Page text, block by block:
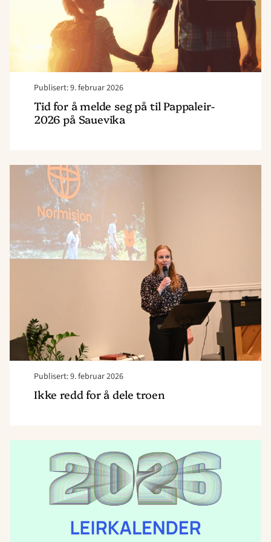
Publisert: 9. februar 2026
Tid for å melde seg på til Pappaleir-
2026 på Sauevika
Pappaleir-
2026
på
Sauevika"
Publisert: 9. februar 2026
Ikke redd for å dele troen
"Ikke
redd
for
å
dele
troen"
article
"Leirkalender
for
Acta
Østfold
–